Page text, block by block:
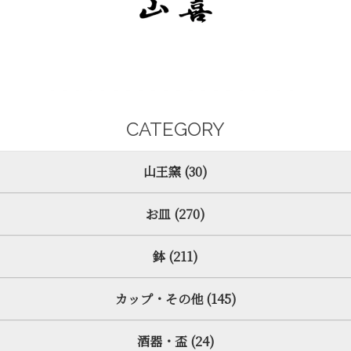
CATEGORY
山王窯 (30)
お皿 (270)
鉢 (211)
カップ・その他 (145)
酒器・盃 (24)